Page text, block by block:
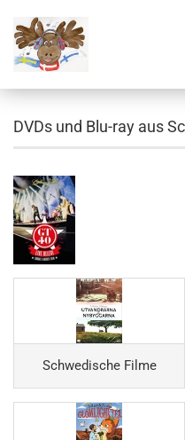
DVDs und Blu-ray aus
Schwedische Filme